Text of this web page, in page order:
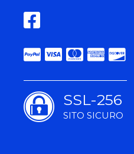
SSL-256
SITO SICURO